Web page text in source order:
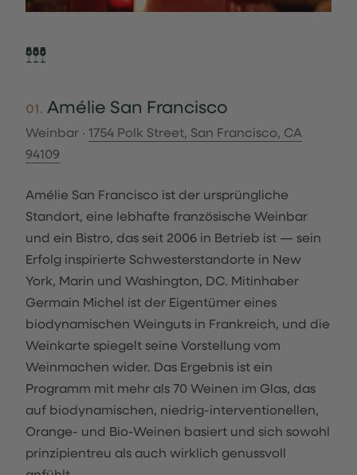
01. Amélie San Francisco
Weinbar · 1754 Polk Street, San Francisco, CA
94109
Amélie San Francisco ist der ursprüngliche
Standort, eine lebhafte französische Weinbar
und ein Bistro, das seit 2006 in Betrieb ist — sein
Erfolg inspirierte Schwesterstandorte in New
York, Marin und Washington, DC. Mitinhaber
Germain Michel ist der Eigentümer eines
biodynamischen Weinguts in Frankreich, und die
Weinkarte spiegelt seine Vorstellung vom
Weinmachen wider. Das Ergebnis ist ein
Programm mit mehr als 70 Weinen im Glas, das
auf biodynamischen, niedrig-interventionellen,
Orange- und Bio-Weinen basiert und sich sowohl
prinzipientreu als auch wirklich genussvoll